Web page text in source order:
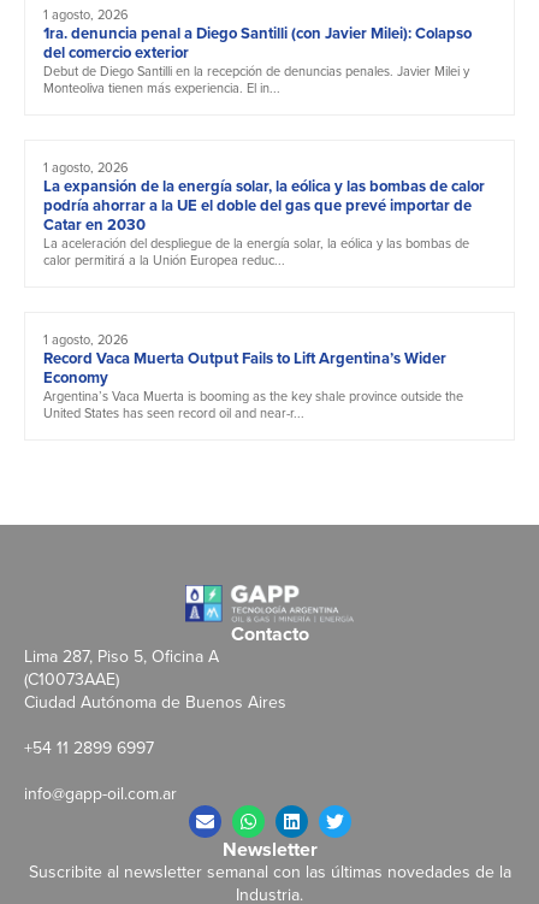
1 agosto, 2026
1ra. denuncia penal a Diego Santilli (con Javier Milei): Colapso
del comercio exterior
Debut de Diego Santilli en la recepción de denuncias penales. Javier Milei y
Monteoliva tienen más experiencia. El in...
1 agosto, 2026
La expansión de la energía solar, la eólica y las bombas de calor
podría ahorrar a la UE el doble del gas que prevé importar de
Catar en 2030
La aceleración del despliegue de la energía solar, la eólica y las bombas de
calor permitirá a la Unión Europea reduc...
1 agosto, 2026
Record Vaca Muerta Output Fails to Lift Argentina’s Wider
Economy
Argentina’s Vaca Muerta is booming as the key shale province outside the
United States has seen record oil and near-r...
Contacto
Lima 287, Piso 5, Oficina A
(C10073AAE)
Ciudad Autónoma de Buenos Aires
+54 11 2899 6997
info@gapp-oil.com.ar
Newsletter
Suscribite al newsletter semanal con las últimas novedades de la
Industria.